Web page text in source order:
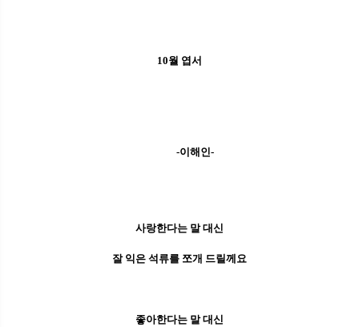
10월 엽서
-이해인-
사랑한다는 말 대신
잘 익은 석류를 쪼개 드릴께요
좋아한다는 말 대신